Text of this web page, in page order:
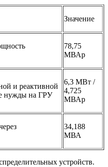
Значение
78,75
МВАр
и реактивной
нужды на ГРУ
6,3 МВт /
4,725
МВАр
34,188
МВА
устройств.